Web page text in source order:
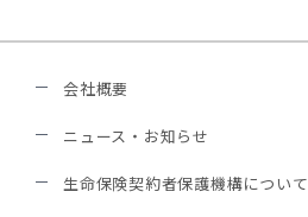
会社概要
ニュース・お知らせ
生命保険契約者保護機構について